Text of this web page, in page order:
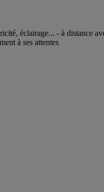
éclairage... - à distance
à ses attentes